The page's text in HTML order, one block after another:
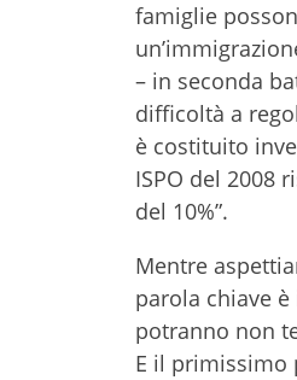
famiglie
– in seconda
difficoltà a
è costituito
ISPO del 2008
del 10%”.
Mentre
parola chiave
potranno non
E il primissimo